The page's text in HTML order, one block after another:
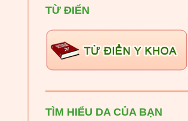
TỪ ĐIỂN
TÌM HIỂU DA CỦA BẠN